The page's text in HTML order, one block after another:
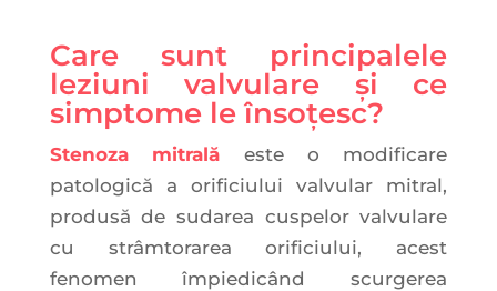
Care sunt principalele
leziuni valvulare și ce
simptome le însoțesc?
Stenoza mitrală este o modificare
patologică a orificiului valvular mitral,
produsă de sudarea cuspelor valvulare
cu strâmtorarea orificiului, acest
fenomen împiedicând scurgerea